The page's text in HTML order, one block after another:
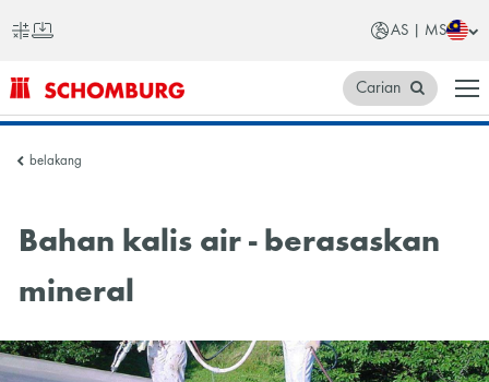
AS | MS
SCHOMBURG
Asia
Carian
belakang
Bahan kalis air - berasaskan
mineral